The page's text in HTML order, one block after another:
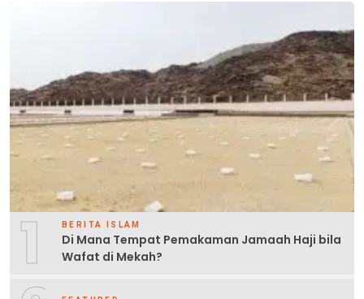
1 BERITA ISLAM
Di Mana Tempat Pemakaman Jamaah Haji bila
Wafat di Mekah?